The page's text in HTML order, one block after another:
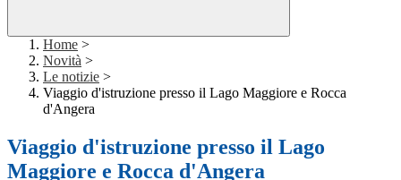
Home >
Novità >
Le notizie >
Viaggio d'istruzione presso il Lago Maggiore e Rocca
d'Angera
Viaggio d'istruzione presso il Lago
Maggiore e Rocca d'Angera